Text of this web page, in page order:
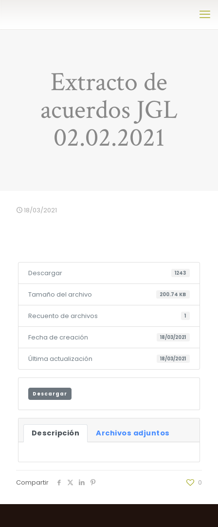
Extracto de
acuerdos JGL
02.02.2021
18/03/2021
Descargar 1243
Tamaño del archivo 200.74 KB
Recuento de archivos 1
Fecha de creación 18/03/2021
Última actualización 18/03/2021
Descargar
Descripción Archivos adjuntos
Compartir 0